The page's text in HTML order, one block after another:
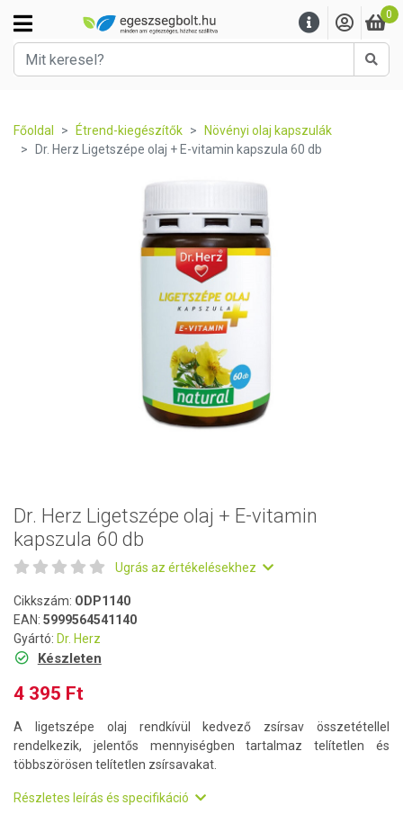
0
Főoldal Étrend-kiegészítők
Növényi olaj kapszulák
Dr. Herz Ligetszépe olaj + E-vitamin kapszula 60 db
Dr. Herz Ligetszépe olaj + E-vitamin
kapszula 60 db
Ugrás az értékelésekhez
Cikkszám: ODP1140
EAN: 5999564541140
Gyártó: Dr. Herz
Készleten
4 395 Ft
A ligetszépe olaj rendkívül kedvező zsírsav összetétellel
rendelkezik, jelentős mennyiségben tartalmaz telítetlen és
többszörösen telítetlen zsírsavakat.
Részletes leírás és specifikáció